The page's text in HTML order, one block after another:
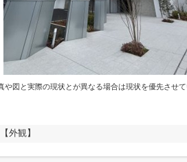
や図と実際の現状とが異なる場合は現状を優先させ
【外観】